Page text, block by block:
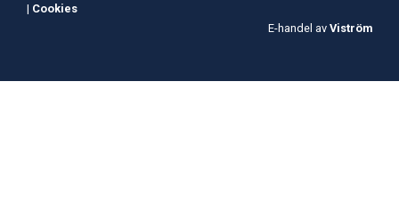
| Cookies
E-handel av Viström